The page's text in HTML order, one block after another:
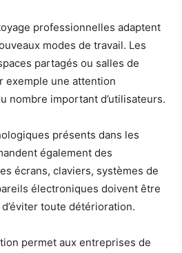
professionnelles adaptent
modes de travail. Les
partagés ou salles de
exemple une attention
nombre important d’utilisateurs.
présents dans les
également des
écrans, claviers, systèmes de
électroniques doivent être
toute détérioration.
permet aux entreprises de